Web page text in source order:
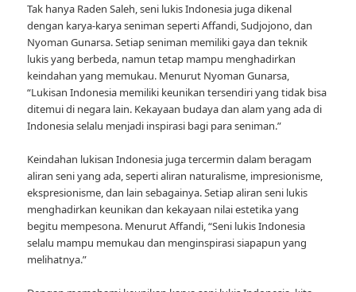
Tak hanya Raden Saleh, seni lukis Indonesia juga dikenal
dengan karya-karya seniman seperti Affandi, Sudjojono, dan
Nyoman Gunarsa. Setiap seniman memiliki gaya dan teknik
lukis yang berbeda, namun tetap mampu menghadirkan
keindahan yang memukau. Menurut Nyoman Gunarsa,
“Lukisan Indonesia memiliki keunikan tersendiri yang tidak bisa
ditemui di negara lain. Kekayaan budaya dan alam yang ada di
Indonesia selalu menjadi inspirasi bagi para seniman.”
Keindahan lukisan Indonesia juga tercermin dalam beragam
aliran seni yang ada, seperti aliran naturalisme, impresionisme,
ekspresionisme, dan lain sebagainya. Setiap aliran seni lukis
menghadirkan keunikan dan kekayaan nilai estetika yang
begitu mempesona. Menurut Affandi, “Seni lukis Indonesia
selalu mampu memukau dan menginspirasi siapapun yang
melihatnya.”